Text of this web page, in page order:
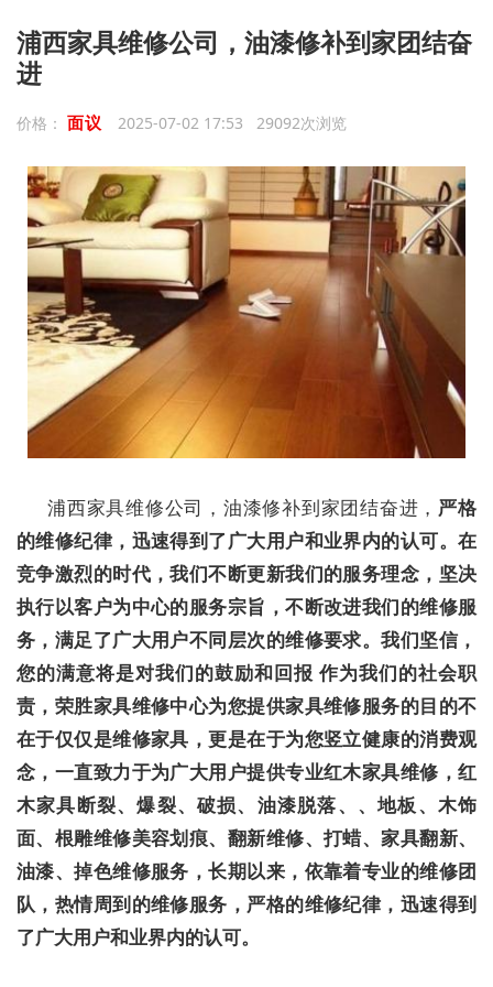
浦西家具维修公司，油漆修补到家团结奋
进
价格： 面议 2025-07-02 17:53 29092次浏览
浦西家具维修公司，油漆修补到家团结奋进， 严格
的维修纪律，迅速得到了广大用户和业界内的认可。在
竞争激烈的时代，我们不断更新我们的服务理念，坚决
执行以客户为中心的服务宗旨，不断改进我们的维修服
务，满足了广大用户不同层次的维修要求。我们坚信，
您的满意将是对我们的鼓励和回报 作为我们的社会职
责，荣胜家具维修中心为您提供家具维修服务的目的不
在于仅仅是维修家具，更是在于为您竖立健康的消费观
念， 一直致力于为广大用户提供专业红木家具维修，红
木家具断裂、爆裂、破损、油漆脱落、、地板、木饰
面、根雕维修美容划痕、翻新维修、打蜡、家具翻新、
油漆、掉色维修服务 ，长期以来，依靠着专业的维修团
队，热情周到的维修服务，严格的维修纪律，迅速得到
了广大用户和业界内的认可。